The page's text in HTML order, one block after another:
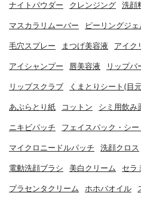
ナイトパウダー クレンジング 洗顔
マスカラリムーバー ピーリングジ
毛穴スプレー まつげ美容液 アイク
アイシャンプー 唇美容液 リップバ
リップスクラブ くまとりシート(目
あぶらとり紙 コットン シミ用飲み
ニキビパッチ フェイスパック・シー
マイクロニードルパッチ 洗顔クロス
電動洗顔ブラシ 美白クリーム セラ
プラセンタクリーム ホホバオイル